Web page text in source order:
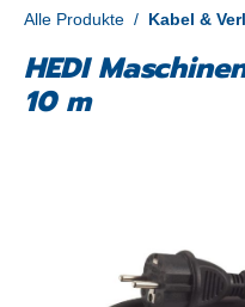
Alle Produkte / Kabel &
HEDI
10 m